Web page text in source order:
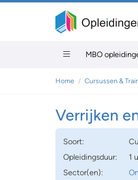
MBO
Home Cursussen &
Verrijken
Soort:
Opleidingsduur:
1
Sector(en):